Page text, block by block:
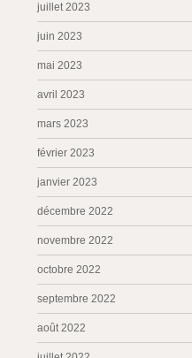
juillet 2023
juin 2023
mai 2023
avril 2023
mars 2023
février 2023
janvier 2023
décembre 2022
novembre 2022
octobre 2022
septembre 2022
août 2022